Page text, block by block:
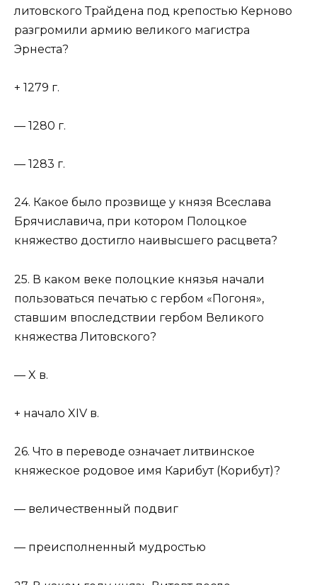
литовского Трайдена под крепостью Керново
разгромили армию великого магистра
Эрнеста?
+ 1279 г.
— 1280 г.
— 1283 г.
24. Какое было прозвище у князя Всеслава
Брячиславича, при котором Полоцкое
княжество достигло наивысшего расцвета?
25. В каком веке полоцкие князья начали
пользоваться печатью с гербом «Погоня»,
ставшим впоследствии гербом Великого
княжества Литовского?
— X в.
+ начало XIV в.
26. Что в переводе означает литвинское
княжеское родовое имя Карибут (Корибут)?
— величественный подвиг
— преисполненный мудростью